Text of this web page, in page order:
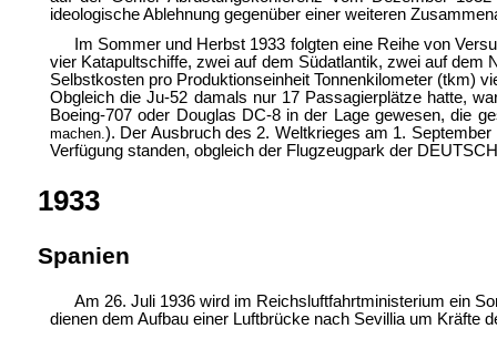
ideologische Ablehnung gegenüber einer weiteren
Im Sommer und Herbst 1933 folgten eine Reihe von
vier Katapultschiffe, zwei auf dem Südatlantik, zwei auf dem
Selbstkosten pro Produktionseinheit Tonnenkilometer (tkm)
Obgleich die Ju-52 damals nur 17 Passagierplätze hatte,
Boeing-707 oder Douglas DC-8 in der Lage gewesen, die
machen.). Der Ausbruch des 2. Weltkrieges am 1.
Verfügung standen, obgleich der Flugzeugpark der
1933
Spanien
Am 26. Juli 1936 wird im Reichsluftfahrtministerium ein
dienen dem Aufbau einer Luftbrücke nach Sevillia um Kräfte